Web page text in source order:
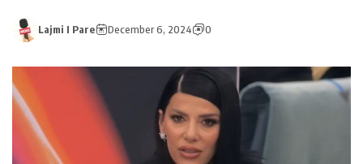
Lajmi I Pare December 6, 2024 0